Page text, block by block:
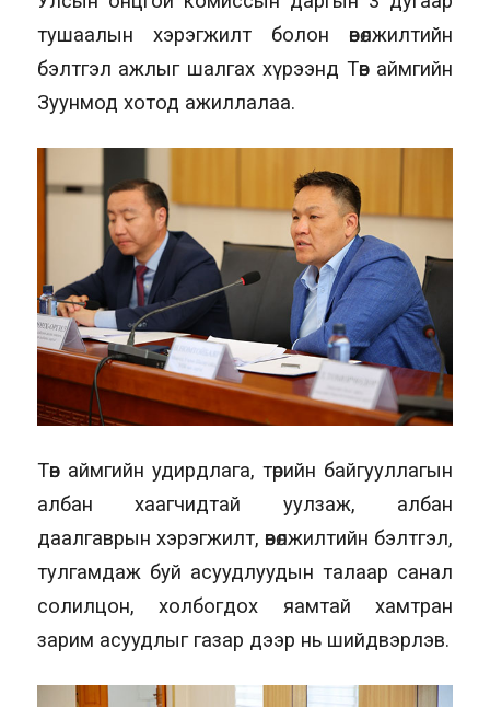
тушаалын хэрэгжилт болон өвөлжилтийн
бэлтгэл ажлыг шалгах хүрээнд Төв аймгийн
Зуунмод хотод ажиллалаа.
Төв аймгийн удирдлага, төрийн байгууллагын
албан хаагчидтай уулзаж, албан
даалгаврын хэрэгжилт, өвөлжилтийн бэлтгэл,
тулгамдаж буй асуудлуудын талаар санал
солилцон, холбогдох яамтай хамтран
зарим асуудлыг газар дээр нь шийдвэрлэв.